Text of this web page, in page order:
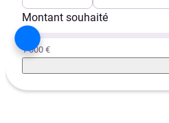
Montant souhaité
1 000 €